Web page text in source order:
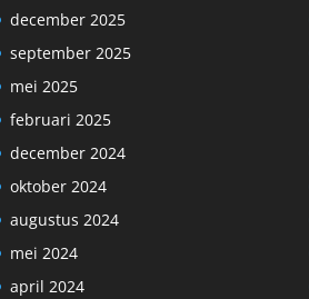
december 2025
september 2025
mei 2025
februari 2025
december 2024
oktober 2024
augustus 2024
mei 2024
april 2024